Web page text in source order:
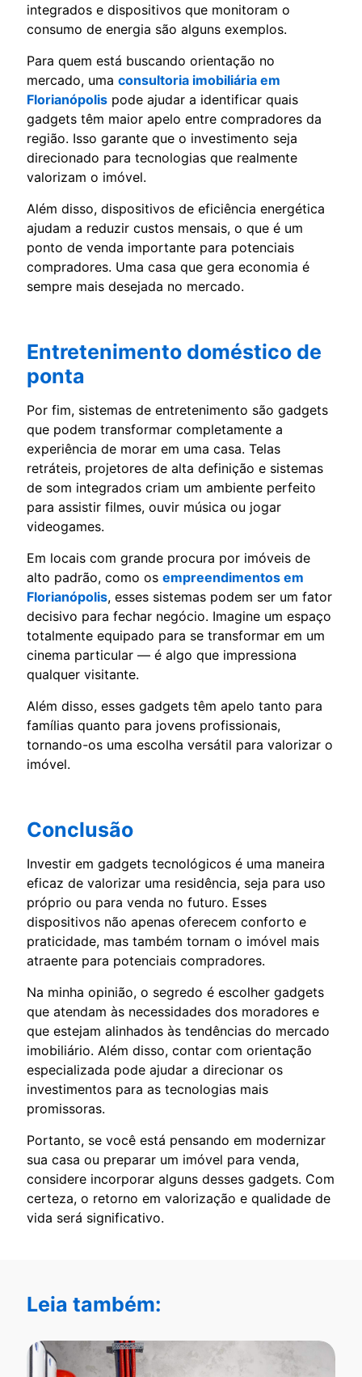
integrados e dispositivos que monitoram o
consumo de energia são alguns exemplos.
Para quem está buscando orientação no
mercado, uma consultoria imobiliária em
Florianópolis pode ajudar a identificar quais
gadgets têm maior apelo entre compradores da
região. Isso garante que o investimento seja
direcionado para tecnologias que realmente
valorizam o imóvel.
Além disso, dispositivos de eficiência energética
ajudam a reduzir custos mensais, o que é um
ponto de venda importante para potenciais
compradores. Uma casa que gera economia é
sempre mais desejada no mercado.
Entretenimento doméstico de
ponta
Por fim, sistemas de entretenimento são gadgets
que podem transformar completamente a
experiência de morar em uma casa. Telas
retráteis, projetores de alta definição e sistemas
de som integrados criam um ambiente perfeito
para assistir filmes, ouvir música ou jogar
videogames.
Em locais com grande procura por imóveis de
alto padrão, como os empreendimentos em
Florianópolis, esses sistemas podem ser um fator
decisivo para fechar negócio. Imagine um espaço
totalmente equipado para se transformar em um
cinema particular — é algo que impressiona
qualquer visitante.
Além disso, esses gadgets têm apelo tanto para
famílias quanto para jovens profissionais,
tornando-os uma escolha versátil para valorizar o
imóvel.
Conclusão
Investir em gadgets tecnológicos é uma maneira
eficaz de valorizar uma residência, seja para uso
próprio ou para venda no futuro. Esses
dispositivos não apenas oferecem conforto e
praticidade, mas também tornam o imóvel mais
atraente para potenciais compradores.
Na minha opinião, o segredo é escolher gadgets
que atendam às necessidades dos moradores e
que estejam alinhados às tendências do mercado
imobiliário. Além disso, contar com orientação
especializada pode ajudar a direcionar os
investimentos para as tecnologias mais
promissoras.
Portanto, se você está pensando em modernizar
sua casa ou preparar um imóvel para venda,
considere incorporar alguns desses gadgets. Com
certeza, o retorno em valorização e qualidade de
vida será significativo.
Leia também: